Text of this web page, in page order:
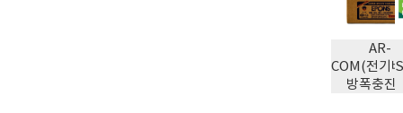
AR-
COM(전기
방폭충진